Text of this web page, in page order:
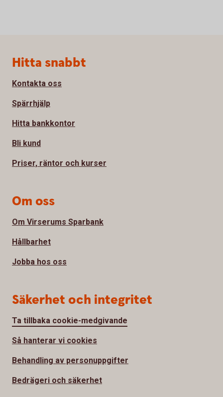
Sidfot
Hitta snabbt
Kontakta oss
Spärrhjälp
Hitta bankkontor
Bli kund
Priser, räntor och kurser
Om oss
Om Virserums Sparbank
Hållbarhet
Jobba hos oss
Säkerhet och integritet
Ta tillbaka cookie-medgivande
Så hanterar vi cookies
Behandling av personuppgifter
Bedrägeri och säkerhet